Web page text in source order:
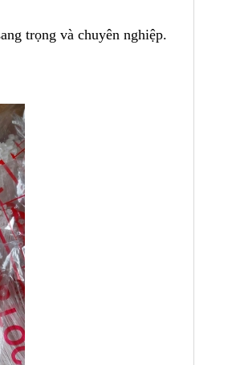
trọng và chuyên nghiệp.